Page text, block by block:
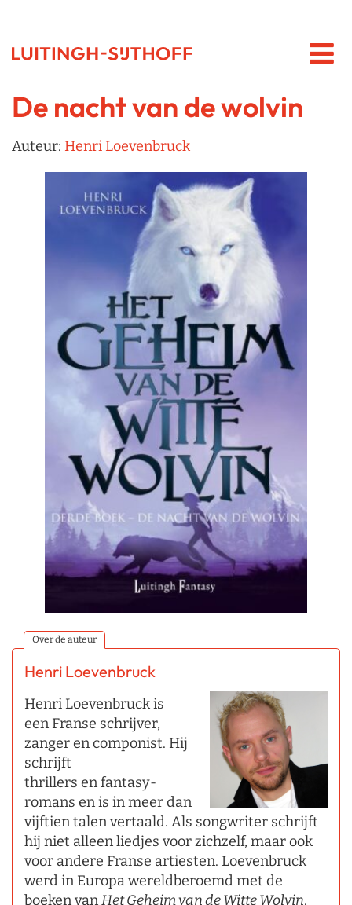
De nacht van de wolvin
Auteur: Henri Loevenbruck
Over de auteur
Henri Loevenbruck
Henri Loevenbruck is
een Franse schrijver,
zanger en componist. Hij
schrijft
thrillers en fantasy-
romans en is in meer dan
vijftien talen vertaald. Als songwriter schrijft
hij niet alleen liedjes voor zichzelf, maar ook
voor andere Franse artiesten. Loevenbruck
werd in Europa wereldberoemd met de
boeken vanHet Geheim van de Witte Wolvin.